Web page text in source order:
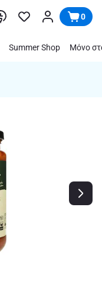
0
Summer Shop Μόνο